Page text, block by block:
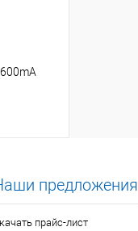
предложения
прайс-лист